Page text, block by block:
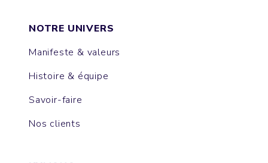
NOTRE UNIVERS
Manifeste & valeurs
Histoire & équipe
Savoir-faire
Nos clients